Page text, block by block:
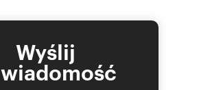
Wyślij
wiadomość